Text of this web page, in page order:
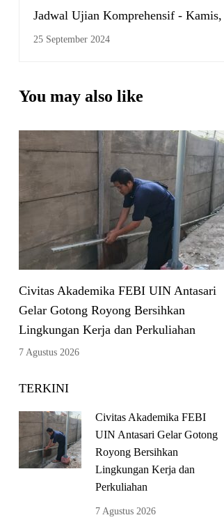
Jadwal Ujian Komprehensif - Kamis,
25 September 2024
You may also like
Civitas Akademika FEBI UIN Antasari
Gelar Gotong Royong Bersihkan
Lingkungan Kerja dan Perkuliahan
7 Agustus 2026
TERKINI
Civitas Akademika FEBI
UIN Antasari Gelar Gotong
Royong Bersihkan
Lingkungan Kerja dan
Perkuliahan
7 Agustus 2026